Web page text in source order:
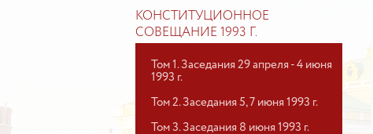
КОНСТИТУЦИОННОЕ
СОВЕЩАНИЕ 1993 Г.
Том 1. Заседания 29 апреля - 4 июня
1993 г.
Том 2. Заседания 5, 7 июня 1993 г.
Том 3. Заседания 8 июня 1993 г.